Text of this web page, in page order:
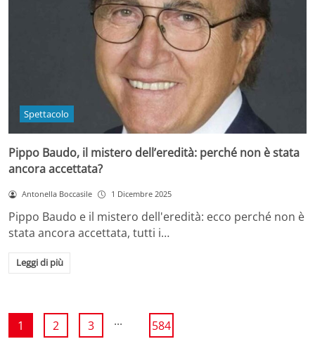
Spettacolo
Pippo Baudo, il mistero dell’eredità: perché non è stata
ancora accettata?
Antonella Boccasile 1 Dicembre 2025
Pippo Baudo e il mistero dell'eredità: ecco perché non è
stata ancora accettata, tutti i…
Leggi di più
1 2 3 ... 584